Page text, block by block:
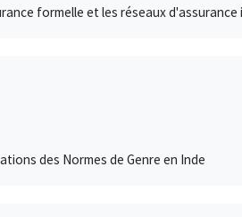
formelle et les réseaux d'assurance
des Normes de Genre en Inde